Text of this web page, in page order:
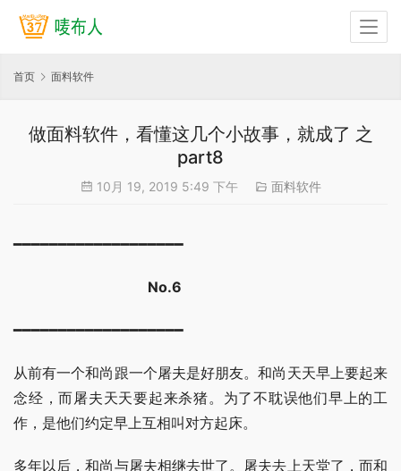
首页 面料软件
做面料软件，看懂这几个小故事，就成了 之
part8
10月 19, 2019 5:49 下午 面料软件
━━━━━━━━━━━━━━━━━━━
No.6
━━━━━━━━━━━━━━━━━━━
从前有一个和尚跟一个屠夫是好朋友。和尚天天早上要起来
念经，而屠夫天天要起来杀猪。为了不耽误他们早上的工
作，是他们约定早上互相叫对方起床。
多年以后，和尚与屠夫相继去世了。屠夫去上天堂了，而和